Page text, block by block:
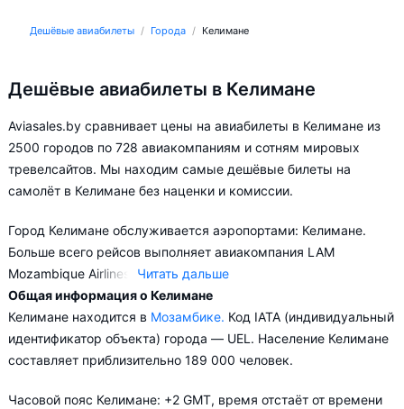
Дешёвые авиабилеты Города Келимане
Дешёвые авиабилеты в Келимане
Aviasales.by сравнивает цены на авиабилеты в Келимане из
2500 городов по 728 авиакомпаниям и сотням мировых
тревелсайтов. Мы находим самые дешёвые билеты на
самолёт в Келимане без наценки и комиссии.
Город Келимане обслуживается аэропортами: Келимане.
Больше всего рейсов выполняет авиакомпания LAM
Mozambique Airlines. Читать дальше
В зависимости от количества дней, оставшихся до вылета,
цена билета на самолёт в Келимане может измениться
более чем в два раза.
Aviasales.by советует купить авиабилеты в Келимане заранее,
Общая информация о Келимане
Келимане находится в Мозамбике. Код IATA (индивидуальный
идентификатор объекта) города — UEL. Население Келимане
составляет приблизительно 189 000 человек.
Часовой пояс Келимане: +2 GMT, время отстаёт от времени